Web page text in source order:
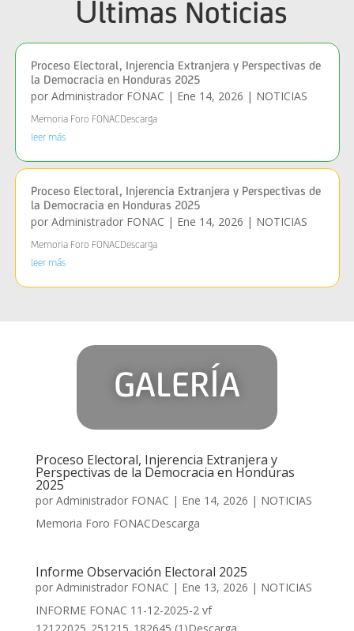
Últimas Noticias
Proceso Electoral, Injerencia Extranjera y Perspectivas de
la Democracia en Honduras 2025
por Administrador FONAC | Ene 14, 2026 | NOTICIAS
Memoria Foro FONACDescarga
leer más
Proceso Electoral, Injerencia Extranjera y Perspectivas de
la Democracia en Honduras 2025
por Administrador FONAC | Ene 14, 2026 | NOTICIAS
Memoria Foro FONACDescarga
leer más
GALERÍA
Proceso Electoral, Injerencia Extranjera y
Perspectivas de la Democracia en Honduras
2025
por Administrador FONAC | Ene 14, 2026 | NOTICIAS
Memoria Foro FONACDescarga
Informe Observación Electoral 2025
por Administrador FONAC | Ene 13, 2026 | NOTICIAS
INFORME FONAC 11-12-2025-2 vf